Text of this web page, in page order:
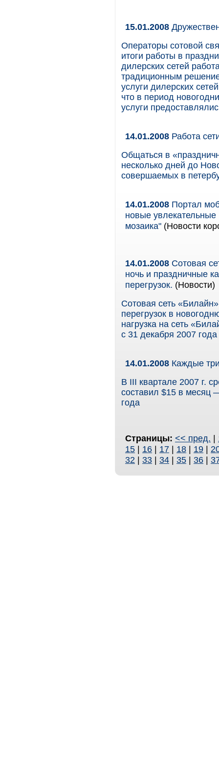
15.01.2008
Операторы сотовой
итоги работы в
дилерских сетей
традиционным
услуги дилерских
что в период
услуги
14.01.2008 Работа
Общаться в
несколько дней до
совершаемых в
14.01.2008 Портал
новые
мозаика" (Новости
14.01.2008 Сотовая
ночь и праздничные
перегрузок. (Новости)
Сотовая сеть
перегрузок в
нагрузка на сеть
с 31 декабря 2007
14.01.2008 Каждые
В III квартале 2007 г.
составил $15 в месяц
года
Страницы: << пред. |
15 | 16 | 17 | 18 | 19 |
32 | 33 | 34 | 35 | 36 |